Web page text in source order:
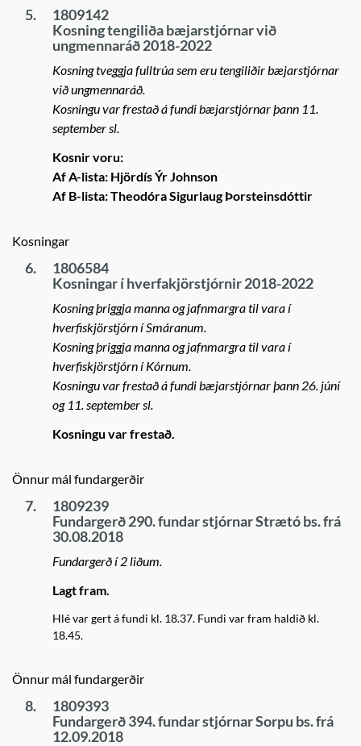
5.
1809142
Kosning tengiliða bæjarstjórnar við
ungmennaráð 2018-2022
Kosning tveggja fulltrúa sem eru tengiliðir bæjarstjórnar
við ungmennaráð.
Kosningu var frestað á fundi bæjarstjórnar þann 11.
september sl.
Kosnir voru:
Af A-lista: Hjördís Ýr Johnson
Af B-lista: Theodóra Sigurlaug Þorsteinsdóttir
Kosningar
6.
1806584
Kosningar í hverfakjörstjórnir 2018-2022
Kosning þriggja manna og jafnmargra til vara í
hverfiskjörstjórn í Smáranum.
Kosning þriggja manna og jafnmargra til vara í
hverfiskjörstjórn í Kórnum.
Kosningu var frestað á fundi bæjarstjórnar þann 26. júní
og 11. september sl.
Kosningu var frestað.
Önnur mál fundargerðir
7.
1809239
Fundargerð 290. fundar stjórnar Strætó bs. frá
30.08.2018
Fundargerð í 2 liðum.
Lagt fram.
Hlé var gert á fundi kl. 18.37. Fundi var fram haldið kl.
18.45.
Önnur mál fundargerðir
8.
1809393
Fundargerð 394. fundar stjórnar Sorpu bs. frá
12.09.2018